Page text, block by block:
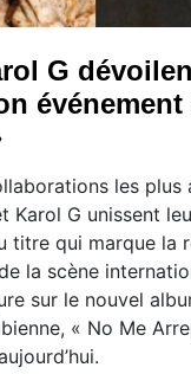
G
événement
les
Karol G unissent
titre qui marque la
la scène
sur le nouvel
« No Me